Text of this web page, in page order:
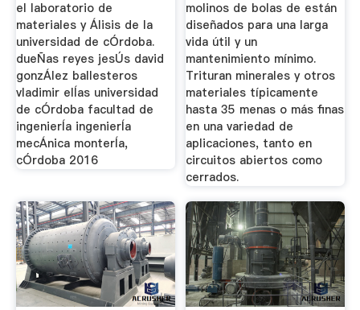
el laboratorio de
materiales y Álisis de la
universidad de cÓrdoba.
dueÑas reyes jesÚs david
gonzÁlez ballesteros
vladimir elÍas universidad
de cÓrdoba facultad de
ingenierÍa ingenierÍa
mecÁnica monterÍa,
cÓrdoba 2016
molinos de bolas de están
diseñados para una larga
vida útil y un
mantenimiento mínimo.
Trituran minerales y otros
materiales típicamente
hasta 35 menas o más finas
en una variedad de
aplicaciones, tanto en
circuitos abiertos como
cerrados.